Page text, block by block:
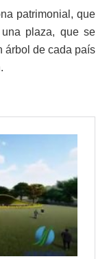
patrimonial, que
plaza, que se
árbol de cada país